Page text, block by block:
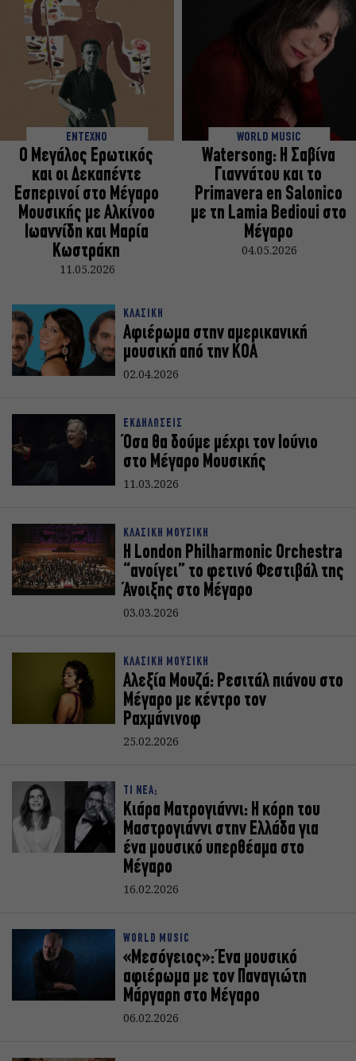
ΕΝΤΕΧΝΟ
Ο Μεγάλος Ερωτικός
και οι Δεκαπέντε
Εσπερινοί στο Μέγαρο
Μουσικής με Αλκίνοο
Ιωαννίδη και Μαρία
Κωστράκη
11.05.2026
WORLD MUSIC
Watersong: Η Σαβίνα
Γιαννάτου και το
Primavera en Salonico
με τη Lamia Bedioui στο
Μέγαρο
04.05.2026
ΚΛΑΣΙΚΗ
Αφιέρωμα στην αμερικανική
μουσική από την KOA
02.04.2026
ΕΚΔΗΛΩΣΕΙΣ
Όσα θα δούμε μέχρι τον Ιούνιο
στο Μέγαρο Μουσικής
11.03.2026
ΚΛΑΣΙΚΗ ΜΟΥΣΙΚΗ
Η London Philharmonic Orchestra
“ανοίγει” το φετινό Φεστιβάλ της
Άνοιξης στο Μέγαρο
03.03.2026
ΚΛΑΣΙΚΗ ΜΟΥΣΙΚΗ
Αλεξία Μουζά: Ρεσιτάλ πιάνου στο
Μέγαρο με κέντρο τον
Ραχμάνινοφ
25.02.2026
ΤΙ ΝΕΑ;
Κιάρα Ματρογιάννι: Η κόρη του
Μαστρογιάννι στην Ελλάδα για
ένα μουσικό υπερθέαμα στο
Μέγαρο
16.02.2026
WORLD MUSIC
«Μεσόγειος»: Ένα μουσικό
αφιέρωμα με τον Παναγιώτη
Μάργαρη στο Μέγαρο
06.02.2026